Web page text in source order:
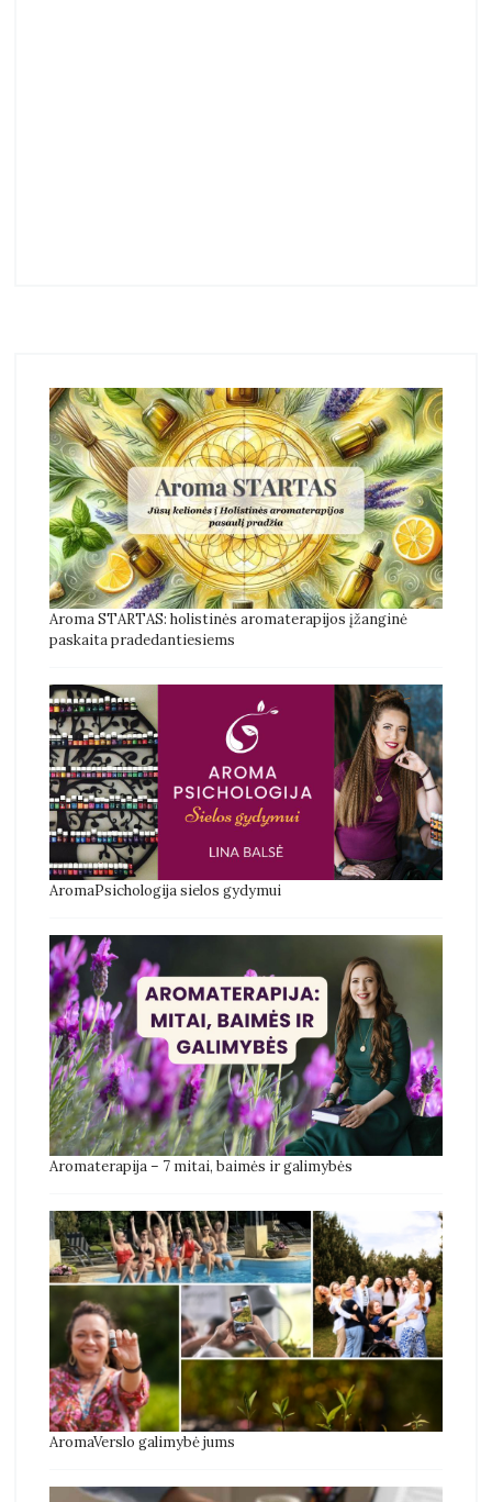
Aroma STARTAS: holistinės aromaterapijos įžanginė
paskaita pradedantiesiems
AromaPsichologija sielos gydymui
Aromaterapija – 7 mitai, baimės ir galimybės
AromaVerslo galimybė jums